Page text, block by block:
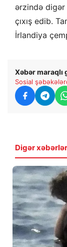
ərzində digər
çıxış edib.
İrlandiya
Xəbər maraqlı
Sosial
Digər xəbərlər